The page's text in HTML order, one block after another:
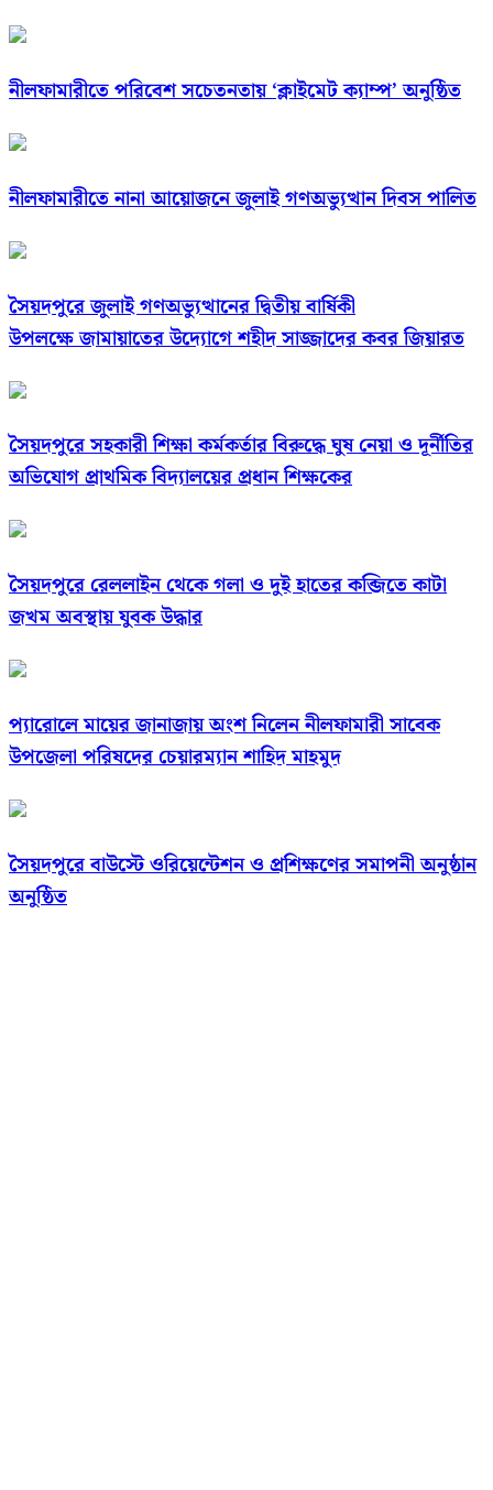
নীলফামারীতে পরিবেশ সচেতনতায় ‘ক্লাইমেট ক্যাম্প’ অনুষ্ঠিত
নীলফামারীতে নানা আয়োজনে জুলাই গণঅভ্যুত্থান দিবস পালিত
সৈয়দপুরে জুলাই গণঅভ্যুত্থানের দ্বিতীয় বার্ষিকী
উপলক্ষে জামায়াতের উদ্যোগে শহীদ সাজ্জাদের কবর জিয়ারত
সৈয়দপুরে সহকারী শিক্ষা কর্মকর্তার বিরুদ্ধে ঘুষ নেয়া ও দূর্নীতির
অভিযোগ প্রাথমিক বিদ্যালয়ের প্রধান শিক্ষকের
সৈয়দপুরে রেললাইন থেকে গলা ও দুই হাতের কব্জিতে কাটা
জখম অবস্থায় যুবক উদ্ধার
প্যারোলে মায়ের জানাজায় অংশ নিলেন নীলফামারী সাবেক
উপজেলা পরিষদের চেয়ারম্যান শাহিদ মাহমুদ
সৈয়দপুরে বাউস্টে ওরিয়েন্টেশন ও প্রশিক্ষণের সমাপনী অনুষ্ঠান
অনুষ্ঠিত